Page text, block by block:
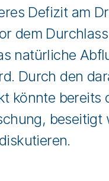
Defizit am
dem
natürliche
Durch den
könnte bereits
beseitigt